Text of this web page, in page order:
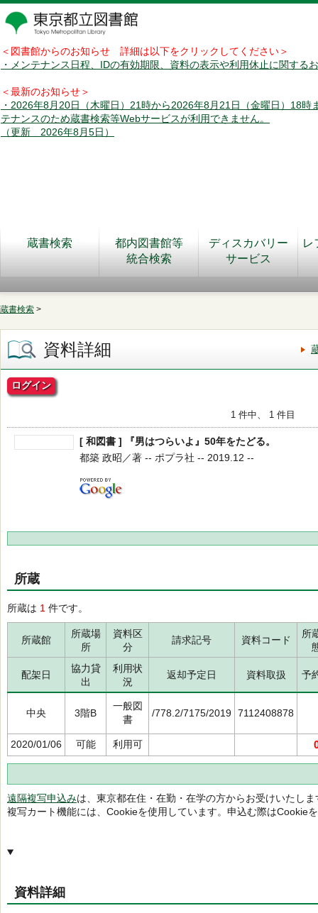
＜図書館からのお知らせ 詳細は以下をクリックしてください＞
・メンテナンス日程、IDの有効期限、資料の表示や利用休止に関する
＜最新のお知らせ＞
・2026年8月20日（木曜日）21時から2026年8月21日（金曜日）18時
テナンスのため蔵書検索等Webサービスが利用できません。
（更新 2026年8月5日）
蔵書検索
都内図書館等
統合検索
ディスカバリー
サービス
レ
蔵書検索 >
資料詳細
ログイン
1 件中、 1 件目
[ 和図書 ] 『男はつらいよ』50年をたどる。
都築 政昭／著 -- ポプラ社 -- 2019.12 --
所蔵
所蔵は 1 件です。
所蔵館
所蔵場
所
資料区
分
請求記号 資料コード
所
配架日
協力貸
出
利用状
況
返却予定日 資料取扱 予
中央 3階B
一般図
書
/778.2/7175/2019 7112408878
2020/01/06 可能 利用可
遠隔複写申込みは、東京都在住・在勤・在学の方からお受けいたしま
複写カート機能には、Cookieを使用しています。申込む際はCookie
資料詳細